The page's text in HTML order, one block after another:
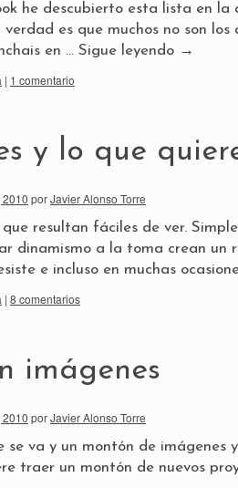
he descubierto esta lista en
es que muchos no son
en … Sigue leyendo →
| 1 comentario
y lo que
porJavier Alonso Torre
que resultan fáciles de ver.
dinamismo a la toma crean un
e incluso en muchas
| 8 comentarios
imágenes
porJavier Alonso Torre
se va y un montón de imágenes
traer un montón de nuevos